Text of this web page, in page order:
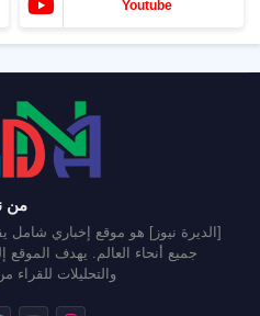
Youtube
من
[الديرة نيوز] هو موقع إخباري شامل
جميع أنحاء العالم. يهدف
والتحليلات للقراء